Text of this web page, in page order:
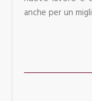
anche per un